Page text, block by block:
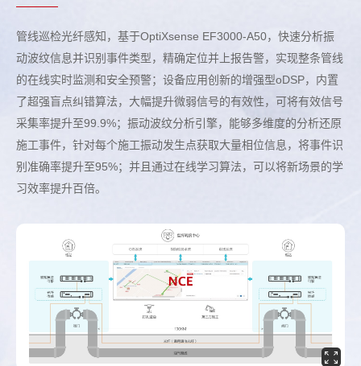
管线巡检光纤感知，基于OptiXsense EF3000-A50，快速分析振
动波纹信息并识别事件类型，精确定位并上报告警，实现整条管线
的在线实时监测和安全预警；设备应用创新的增强型oDSP，内置
了超强盲点纠错算法，大幅提升微弱信号的有效性，可将有效信号
采集率提升至99.9%；振动波纹分析引擎，能够多维度的分析还原
施工事件，针对每个施工振动发生点获取大量相位信息，将事件识
别准确率提升至95%；并且通过在线学习算法，可以将新场景的学
习效率提升百倍。